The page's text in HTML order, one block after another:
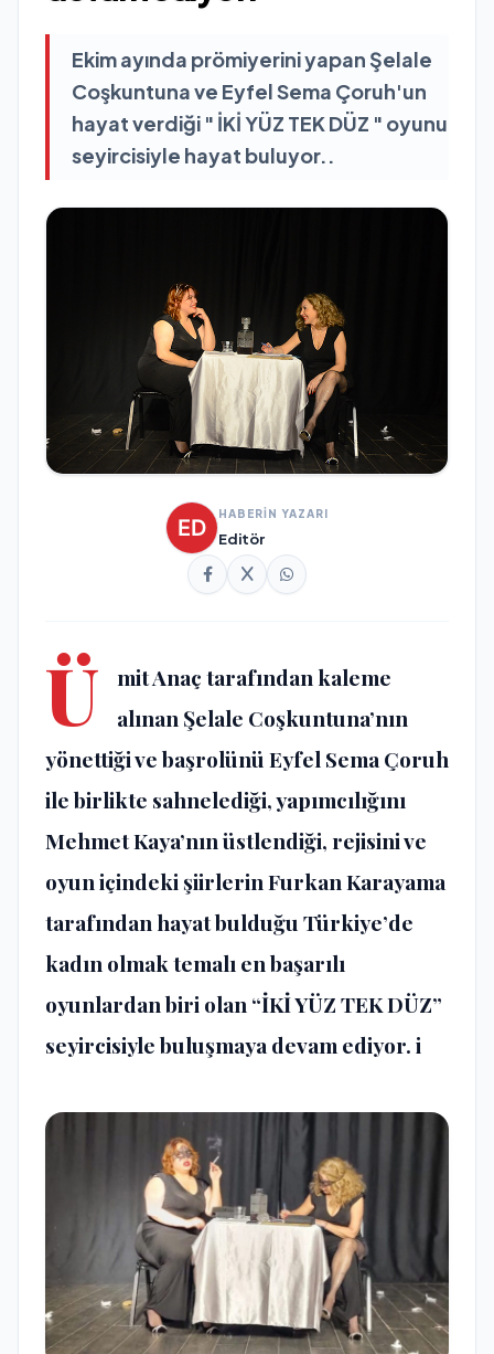
Ekim ayında prömiyerini yapan Şelale
Coşkuntuna ve Eyfel Sema Çoruh'un
hayat verdiği " İKİ YÜZ TEK DÜZ " oyunu
seyircisiyle hayat buluyor..
HABERİN YAZARI
Editör
Ü
mit Anaç tarafından kaleme
alınan Şelale Coşkuntuna’nın
yönettiği ve başrolünü Eyfel Sema Çoruh
ile birlikte sahnelediği, yapımcılığını
Mehmet Kaya’nın üstlendiği, rejisini ve
oyun içindeki şiirlerin Furkan Karayama
tarafından hayat bulduğu Türkiye’de
kadın olmak temalı en başarılı
oyunlardan biri olan “İKİ YÜZ TEK DÜZ”
seyircisiyle buluşmaya devam ediyor. i